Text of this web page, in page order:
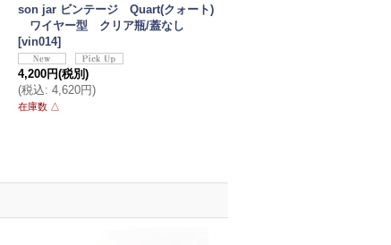
son jar ビンテージ Quart(クォート)
ワイヤー型 クリア瓶/蓋なし
[vin014]
4,200円(税別)
(税込: 4,620円)
在庫数 △